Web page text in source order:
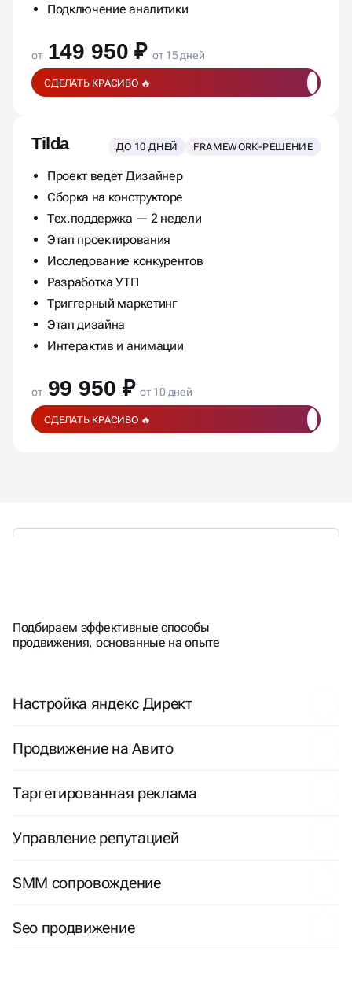
Подключение аналитики
от 149 950 ₽ от 15 дней
СДЕЛАТЬ КРАСИВО 🔥
Tilda ДО 10 ДНЕЙ FRAMEWORK-РЕШЕНИЕ
Проект ведет Дизайнер
Сборка на конструкторе
Тех.поддержка — 2 недели
Этап проектирования
Исследование конкурентов
Разработка УТП
Триггерный маркетинг
Этап дизайна
Интерактив и анимации
от 99 950 ₽ от 10 дней
СДЕЛАТЬ КРАСИВО 🔥
ПРОДВИГАЕМ
Подбираем эффективные способы
продвижения, основанные на опыте
Настройка яндекс Директ
Продвижение на Авито
Таргетированная реклама
Управление репутацией
SMM сопровождение
Seo продвижение